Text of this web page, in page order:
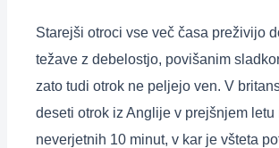
Starejši otroci vse več časa preživijo
težave z debelostjo, povišanim
zato tudi otrok ne peljejo ven. V
deseti otrok iz Anglije v prejšnjem
neverjetnih 10 minut, v kar je všteta